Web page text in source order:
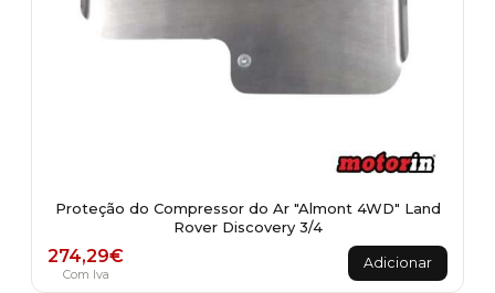
Proteção do Compressor do Ar "Almont 4WD" Land
Rover Discovery 3/4
274,29€
Com Iva
Adicionar